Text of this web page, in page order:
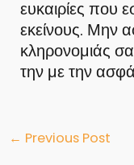
ευκαιρίες που
εκείνους. Μην
κληρονομιάς
την με την
Post
← Previous Post